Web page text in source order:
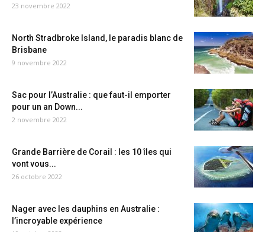
23 novembre 2022
North Stradbroke Island, le paradis blanc de
Brisbane
9 novembre 2022
Sac pour l’Australie : que faut-il emporter
pour un an Down...
2 novembre 2022
Grande Barrière de Corail : les 10 îles qui
vont vous...
26 octobre 2022
Nager avec les dauphins en Australie :
l’incroyable expérience